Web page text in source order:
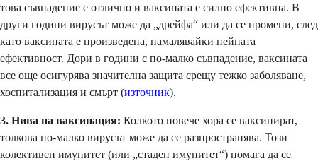
това съвпадение е отлично и ваксината е силно ефективна. В
други години вирусът може да „дрейфа“ или да се промени, след
като ваксината е произведена, намалявайки нейната
ефективност. Дори в години с по-малко съвпадение, ваксината
все още осигурява значителна защита срещу тежко заболяване,
хоспитализация и смърт (източник).
3. Нива на ваксинация: Колкото повече хора се ваксинират,
толкова по-малко вирусът може да се разпространява. Този
колективен имунитет (или „стаден имунитет“) помага да се